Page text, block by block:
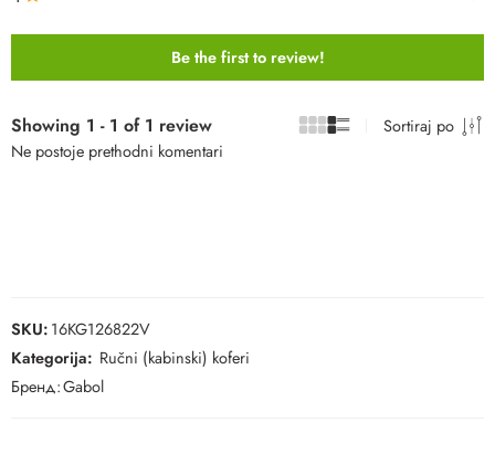
Be the first to review!
Showing 1 - 1 of 1 review
Sortiraj po
Ne postoje prethodni komentari
SKU:16KG126822V
Kategorija: Ručni (kabinski) koferi
Бренд:Gabol